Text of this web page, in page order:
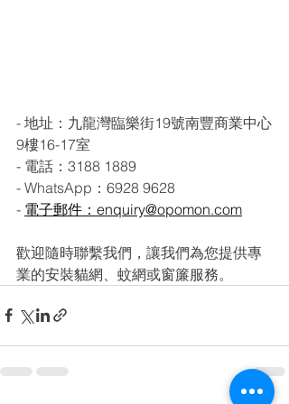
- 地址：九龍灣臨樂街19號南豐商業中心
9樓16-17室
- 電話：3188 1889
- WhatsApp：6928 9628
- 電子郵件：enquiry@opomon.com
歡迎隨時聯繫我們，讓我們為您提供專
業的安裝貓網、蚊網或窗簾服務。